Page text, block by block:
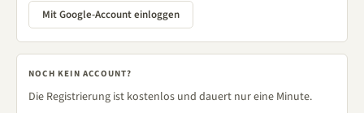
Mit Google-Account einloggen
NOCH KEIN ACCOUNT?
Die Registrierung ist kostenlos und dauert nur eine Minute.